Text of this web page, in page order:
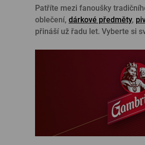
Mikiny, svetry
Bundy, vesty
Čepice,
Ručníky
Opasky
Šperky
Ostatní
prohlídky a zážitky
Dárkové poukazy na nákup
zboží
Patříte mezi fanoušky
oblečení, dárkové předměty,
přináší už řadu let. Vyberte si